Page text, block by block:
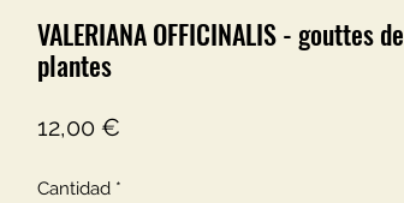
VALERIANA OFFICINALIS - gouttes de
plantes
12,00 €
Cantidad *